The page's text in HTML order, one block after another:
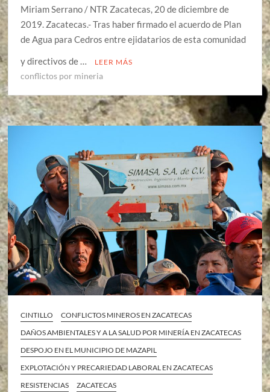
Miriam Serrano / NTR Zacatecas, 20 de diciembre de
2019. Zacatecas.- Tras haber firmado el acuerdo de Plan
de Agua para Cedros entre ejidatarios de esta comunidad
y directivos de …
LEER MÁS
conflictos por mineria
CINTILLO
CONFLICTOS MINEROS EN ZACATECAS
DAÑOS AMBIENTALES Y A LA SALUD POR MINERÍA EN ZACATECAS
DESPOJO EN EL MUNICIPIO DE MAZAPIL
EXPLOTACIÓN Y PRECARIEDAD LABORAL EN ZACATECAS
RESISTENCIAS
ZACATECAS